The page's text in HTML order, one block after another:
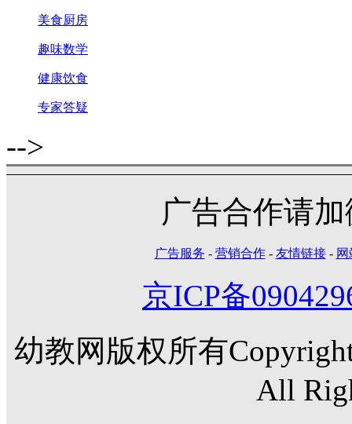
美食厨房
趣味数学
健康饮食
专家答疑
-->
广告合作请加
广告服务 - 营销合作- 友情链接-
京ICP备
幼教网版权所有
All